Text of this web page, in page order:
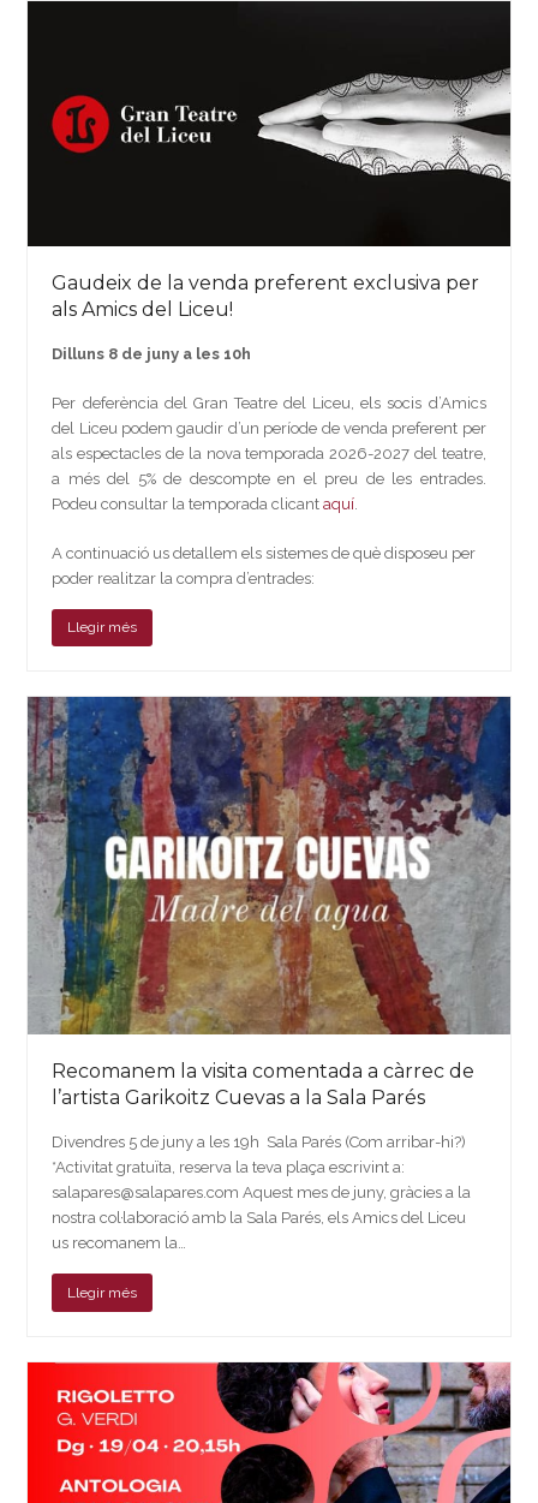
Gaudeix de la venda preferent exclusiva per
als Amics del Liceu!
Dilluns 8 de juny a les 10h
Per deferència del Gran Teatre del Liceu, els socis d’Amics
del Liceu podem gaudir d’un període de venda preferent per
als espectacles de la nova temporada 2026-2027 del teatre,
a més del 5% de descompte en el preu de les entrades.
Podeu consultar la temporada clicantaquí
A continuació us detallem els sistemes de què disposeu per
poder realitzar la compra d’entrades:
Llegir més
Recomanem la visita comentada a càrrec de
l’artista Garikoitz Cuevas a la Sala Parés
Divendres 5 de juny a les 19h Sala Parés (Com arribar-hi?)
*Activitat gratuïta, reserva la teva plaça escrivint a:
salapares@salapares.com Aquest mes de juny, gràcies a la
nostra col·laboració amb la Sala Parés, els Amics del Liceu
us recomanem la…
Llegir més